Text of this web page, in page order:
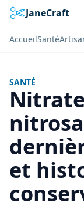
JaneCraft
AccueilSanté
SANTÉ
et